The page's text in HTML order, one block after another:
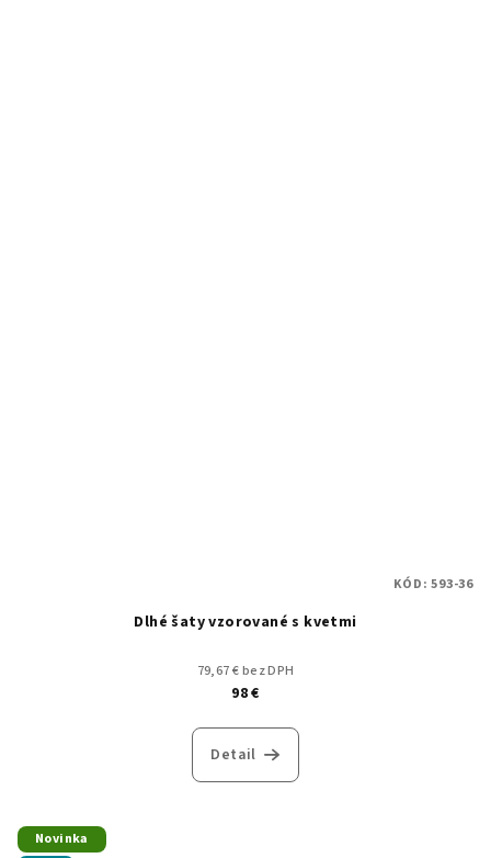
Dlhé šaty vzorované s kvetmi
79,67 € bez DPH
98 €
Detail
KÓD:593-36
Novinka